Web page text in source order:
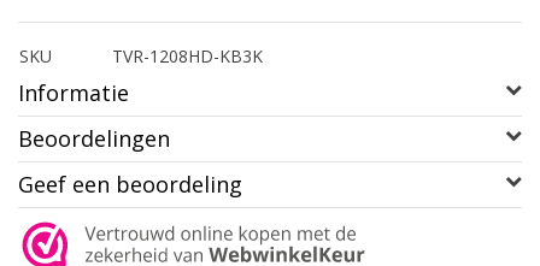
SKU TVR-1208HD-KB3K
Informatie
Beoordelingen
Geef een beoordeling